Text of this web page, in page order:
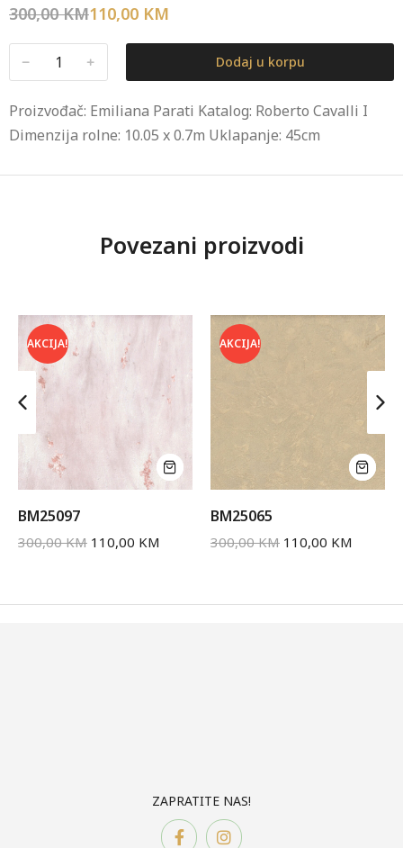
300,00KM110,00 KM
﹣ ﹢ Dodaj u korpu
Proizvođač: Emiliana Parati Katalog: Roberto Cavalli I
Dimenzija rolne: 10.05 x 0.7m Uklapanje: 45cm
Povezani proizvodi
AKCIJA!
BM25097
300,00KM 110,00 KM
AKCIJA!
BM25065
300,00KM 110,00 KM
ZAPRATITE NAS!